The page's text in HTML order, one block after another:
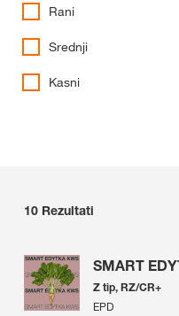
Rani
Srednji
Kasni
10 Rezultati
SMART
Z tip, RZ/CR+
EPD